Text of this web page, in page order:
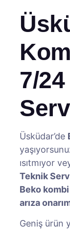
7/
Üsküdar’de
ısıtmıyor
Teknik
Beko kombi
arıza
Geniş ürün